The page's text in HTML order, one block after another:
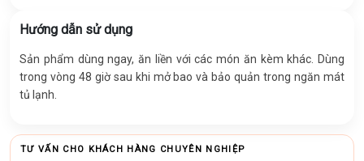
Hướng dẫn sử dụng
Sản phẩm dùng ngay, ăn liền với các món ăn kèm khác. Dùng
trong vòng 48 giờ sau khi mở bao và bảo quản trong ngăn mát
tủ lạnh.
TƯ VẤN CHO KHÁCH HÀNG CHUYÊN NGHIỆP